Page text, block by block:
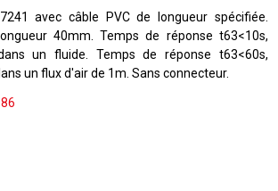
avec câble PVC de longueur spécifiée.
40mm. Temps de réponse t63<10s,
un fluide. Temps de réponse t63<60s,
un flux d'air de 1m. Sans connecteur.